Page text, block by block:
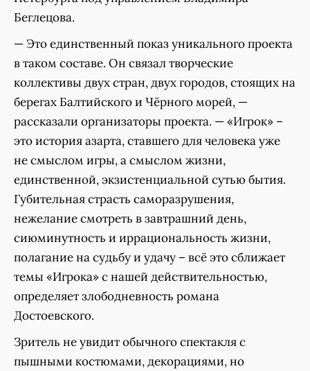
Беглецова.
— Это единственный показ уникального проекта
в таком составе. Он связал творческие
коллективы двух стран, двух городов, стоящих на
берегах Балтийского и Чёрного морей, —
рассказали организаторы проекта. — «Игрок» –
это история азарта, ставшего для человека уже
не смыслом игры, а смыслом жизни,
единственной, экзистенциальной сутью бытия.
Губительная страсть саморазрушения,
нежелание смотреть в завтрашний день,
сиюминутность и иррациональность жизни,
полагание на судьбу и удачу – всё это сближает
темы «Игрока» с нашей действительностью,
определяет злободневность романа
Достоевского.
Зритель не увидит обычного спектакля с
пышными костюмами, декорациями, но